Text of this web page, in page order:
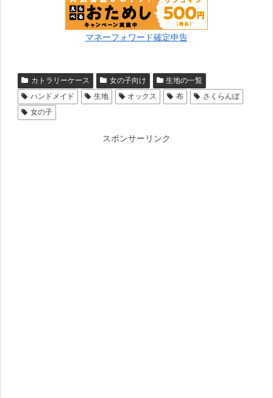
マネーフォワード確定申告
カトラリーケース 女の子向け
生地の一覧
ハンドメイド
生地 オックス 布
さくらんぼ
女の子
スポンサーリンク